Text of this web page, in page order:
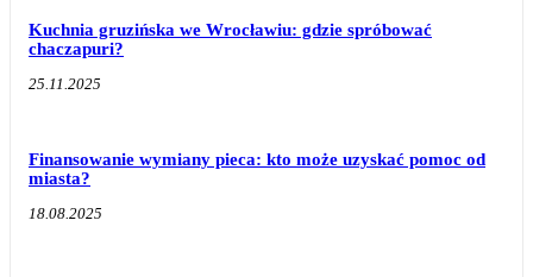
Kuchnia gruzińska we Wrocławiu: gdzie spróbować
chaczapuri?
25.11.2025
Finansowanie wymiany pieca: kto może uzyskać pomoc od
miasta?
18.08.2025